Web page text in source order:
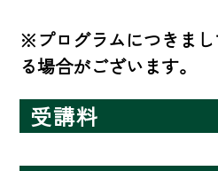
※プログラムにつきま
る場合がございます。
受講料